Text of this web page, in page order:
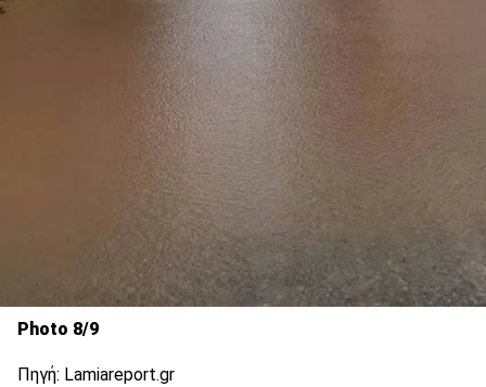
Photo 8/9
Πηγή: Lamiareport.gr